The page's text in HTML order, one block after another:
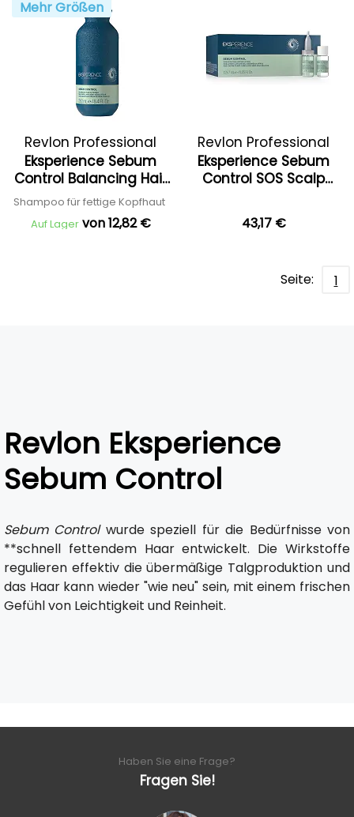
Mehr Größen
Revlon Professional
Eksperience Sebum
Control Balancing Hair
Cleanser
Shampoo für fettige Kopfhaut
Auf Lager von 12,82 €
Revlon Professional
Eksperience Sebum
Control SOS Scalp
43,17 €
Seite: 1
Revlon Eksperience
Sebum Control
Sebum Controlwurde speziell für die Bedürfnisse von
**schnell fettendem Haar entwickelt. Die Wirkstoffe
regulieren effektiv die übermäßige Talgproduktion und
das Haar kann wieder "wie neu" sein, mit einem frischen
Gefühl von Leichtigkeit und Reinheit.
Haben Sie eine Frage?
Fragen Sie!